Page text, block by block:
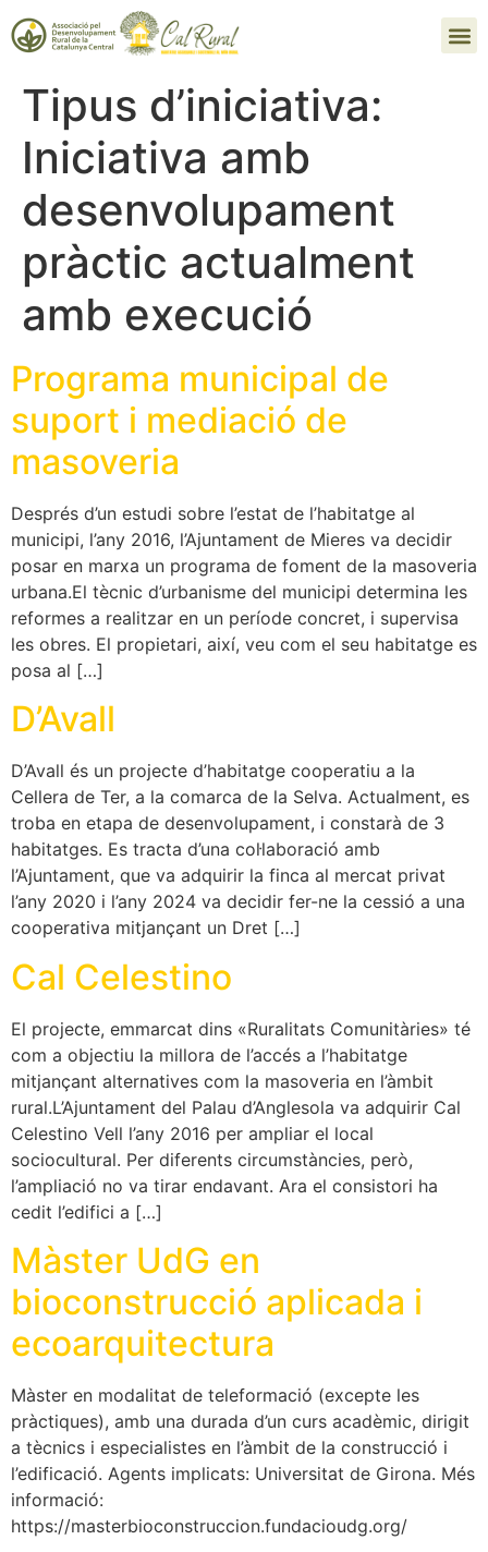
Tipus d’iniciativa:
Iniciativa amb
desenvolupament
pràctic actualment
amb execució
Programa municipal de
suport i mediació de
masoveria
Després d’un estudi sobre l’estat de l’habitatge al
municipi, l’any 2016, l’Ajuntament de Mieres va decidir
posar en marxa un programa de foment de la masoveria
urbana.El tècnic d’urbanisme del municipi determina les
reformes a realitzar en un període concret, i supervisa
les obres. El propietari, així, veu com el seu habitatge es
posa al […]
D’Avall
D’Avall és un projecte d’habitatge cooperatiu a la
Cellera de Ter, a la comarca de la Selva. Actualment, es
troba en etapa de desenvolupament, i constarà de 3
habitatges. Es tracta d’una col·laboració amb
l’Ajuntament, que va adquirir la finca al mercat privat
l’any 2020 i l’any 2024 va decidir fer-ne la cessió a una
cooperativa mitjançant un Dret […]
Cal Celestino
El projecte, emmarcat dins «Ruralitats Comunitàries» té
com a objectiu la millora de l’accés a l’habitatge
mitjançant alternatives com la masoveria en l’àmbit
rural.L’Ajuntament del Palau d’Anglesola va adquirir Cal
Celestino Vell l’any 2016 per ampliar el local
sociocultural. Per diferents circumstàncies, però,
l’ampliació no va tirar endavant. Ara el consistori ha
cedit l’edifici a […]
Màster UdG en
bioconstrucció aplicada i
ecoarquitectura
Màster en modalitat de teleformació (excepte les
pràctiques), amb una durada d’un curs acadèmic, dirigit
a tècnics i especialistes en l’àmbit de la construcció i
l’edificació. Agents implicats: Universitat de Girona. Més
informació:
https://masterbioconstruccion.fundacioudg.org/